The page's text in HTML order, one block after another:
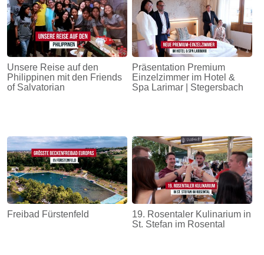
Unsere Reise auf den
Philippinen mit den Friends
of Salvatorian
Präsentation Premium
Einzelzimmer im Hotel &
Spa Larimar | Stegersbach
Freibad Fürstenfeld
19. Rosentaler Kulinarium in
St. Stefan im Rosental